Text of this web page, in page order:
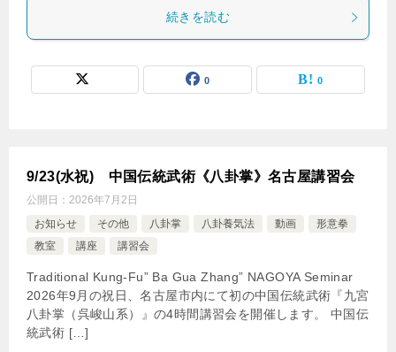
続きを読む
0 0
9/23(水祝) 中国伝統武術《八卦掌》名古屋講習会
公開日： 2026年7月2日
お知らせ
その他 八卦掌 八卦養気法 動画
形意拳
教室
講座 講習会
Traditional Kung-Fu” Ba Gua Zhang” NAGOYA Seminar
2026年9月の祝日、名古屋市内にて初の中国伝統武術『九宮
八卦掌（呉峻山系）』の4時間講習会を開催します。 中国伝
統武術 […]